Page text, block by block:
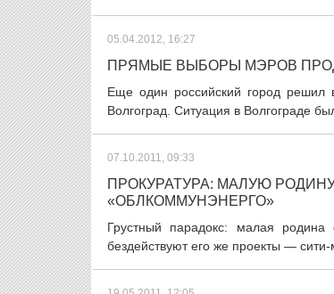
05.04.2012, 16:27
ПРЯМЫЕ ВЫБОРЫ МЭРОВ
Еще один российский город решил
Волгоград. Ситуация в Волгограде
07.10.2011, 09:33
ПРОКУРАТУРА: МАЛУЮ
«ОБЛКОММУНЭНЕРГО»
Грустный парадокс: малая родина
бездействуют его же проекты —